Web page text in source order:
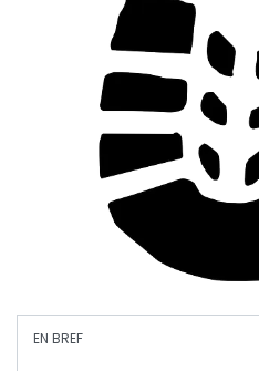
EN BREF